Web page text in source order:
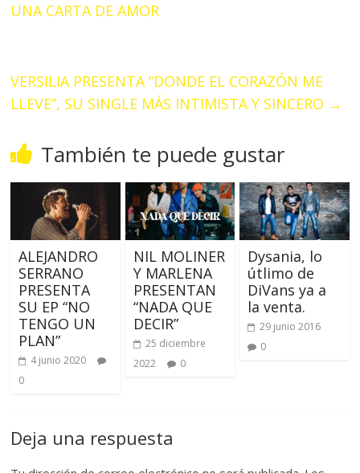
UNA CARTA DE AMOR
VERSILIA PRESENTA “DONDE EL CORAZÓN ME
LLEVE”, SU SINGLE MÁS INTIMISTA Y SINCERO →
También te puede gustar
ALEJANDRO
SERRANO
PRESENTA
SU EP “NO
TENGO UN
PLAN”
4 junio 2020
0
NIL MOLINER
Y MARLENA
PRESENTAN
“NADA QUE
DECIR”
25 diciembre
2022
0
Dysania, lo
útlimo de
DiVans ya a
la venta.
29 junio 2016
0
Deja una respuesta